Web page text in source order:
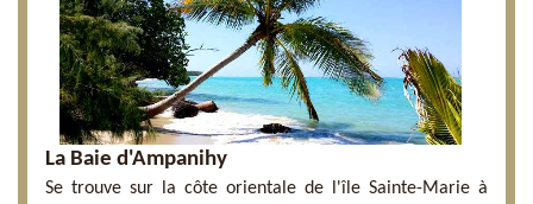
La Baie d'Ampanihy
Se trouve sur la côte orientale de l'île Sainte-Marie à